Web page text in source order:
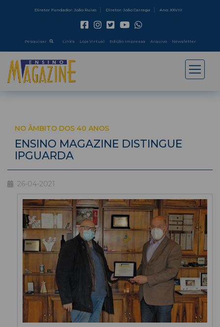
Diretor Fundador: João Ruivo Diretor: João Carrega Ano: XXVIII
Pesquisar Link's Loja Virtual Edição Impressa Arquivo Newsletter
NO ÂMBITO DOS 40 ANOS
ENSINO MAGAZINE DISTINGUE
IPGUARDA
26-04-2021